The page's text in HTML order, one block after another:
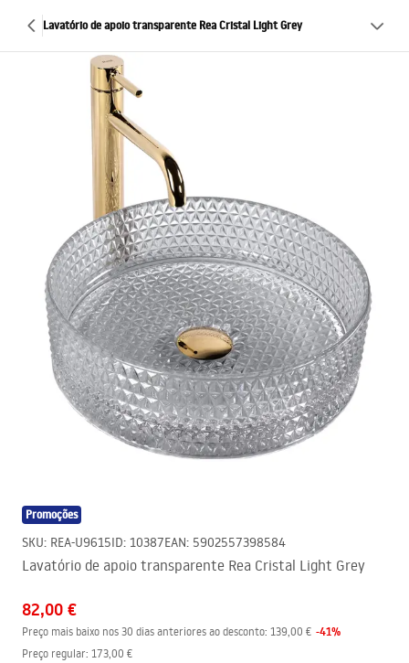
Lavatório de apoio transparente Rea Cristal Light Grey
Promoções
SKU: REA-U9615ID: 10387EAN: 5902557398584
Lavatório de apoio transparente Rea Cristal Light Grey
82,00 €
Preço mais baixo nos 30 dias anteriores ao desconto: 139,00 € -41%
Preço regular: 173,00 €